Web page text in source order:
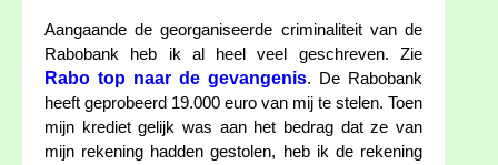
Aangaande de georganiseerde criminaliteit van de
Rabobank heb ik al heel veel geschreven. Zie
Rabo top naar de gevangenis. De Rabobank
heeft geprobeerd 19.000 euro van mij te stelen. Toen
mijn krediet gelijk was aan het bedrag dat ze van
mijn rekening hadden gestolen, heb ik de rekening